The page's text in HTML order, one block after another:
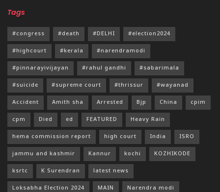
Tags
#congress #death #DELHI #election2024
#highcourt #kerala #narendramodi
#pinnarayivijayan #rahul gandhi #sabarimala
#suicide #supreme court #thrissur #wayanad
Accident Amith sha Arrested Bjp China cpim
cpm Died ed FEATURED Heavy Rain
hema commission report high court India ISRO
jammu and kashmir Kannur kochi KOZHIKODE
ksrtc K Surendran latest news
Loksabha Election 2024 MAIN Narendra modi